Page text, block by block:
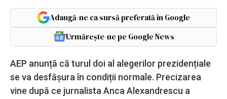
Adaugă-ne ca sursă preferată în Google
Urmărește-ne pe Google News
AEP anunță că turul doi al alegerilor prezidențiale
se va desfășura în condiții normale. Precizarea
vine după ce jurnalista Anca Alexandrescu a